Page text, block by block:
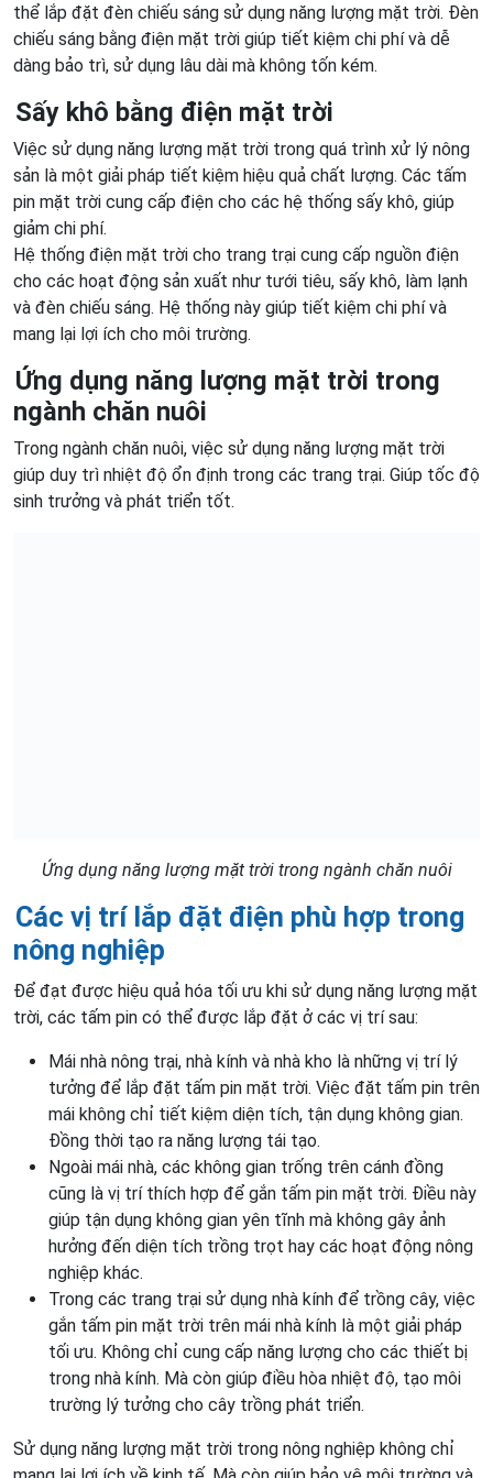
thể lắp đặt đèn chiếu sáng sử dụng năng lượng mặt trời. Đèn
chiếu sáng bằng điện mặt trời giúp tiết kiệm chi phí và dễ
dàng bảo trì, sử dụng lâu dài mà không tốn kém.
Sấy khô bằng điện mặt trời
Việc sử dụng năng lượng mặt trời trong quá trình xử lý nông
sản là một giải pháp tiết kiệm hiệu quả chất lượng. Các tấm
pin mặt trời cung cấp điện cho các hệ thống sấy khô, giúp
giảm chi phí.
Hệ thống điện mặt trời cho trang trại cung cấp nguồn điện
cho các hoạt động sản xuất như tưới tiêu, sấy khô, làm lạnh
và đèn chiếu sáng. Hệ thống này giúp tiết kiệm chi phí và
mang lại lợi ích cho môi trường.
Ứng dụng năng lượng mặt trời trong
ngành chăn nuôi
Trong ngành chăn nuôi, việc sử dụng năng lượng mặt trời
giúp duy trì nhiệt độ ổn định trong các trang trại. Giúp tốc độ
sinh trưởng và phát triển tốt.
Ứng dụng năng lượng mặt trời trong ngành chăn nuôi
Các vị trí lắp đặt điện phù hợp trong
nông nghiệp
Để đạt được hiệu quả hóa tối ưu khi sử dụng năng lượng mặt
trời, các tấm pin có thể được lắp đặt ở các vị trí sau:
Mái nhà nông trại, nhà kính và nhà kho là những vị trí lý
tưởng để lắp đặt tấm pin mặt trời. Việc đặt tấm pin trên
mái không chỉ tiết kiệm diện tích, tận dụng không gian.
Đồng thời tạo ra năng lượng tái tạo.
Ngoài mái nhà, các không gian trống trên cánh đồng
cũng là vị trí thích hợp để gắn tấm pin mặt trời. Điều này
giúp tận dụng không gian yên tĩnh mà không gây ảnh
hưởng đến diện tích trồng trọt hay các hoạt động nông
nghiệp khác.
Trong các trang trại sử dụng nhà kính để trồng cây, việc
gắn tấm pin mặt trời trên mái nhà kính là một giải pháp
tối ưu. Không chỉ cung cấp năng lượng cho các thiết bị
trong nhà kính. Mà còn giúp điều hòa nhiệt độ, tạo môi
trường lý tưởng cho cây trồng phát triển.
Sử dụng năng lượng mặt trời trong nông nghiệp không chỉ